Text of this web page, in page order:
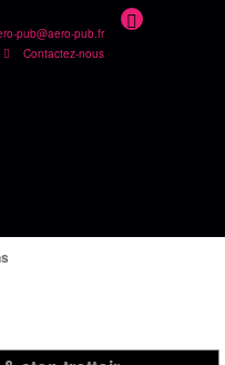
pub@aero-pub.fr
Contactez-nous